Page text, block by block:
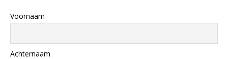
Voornaam
Achternaam